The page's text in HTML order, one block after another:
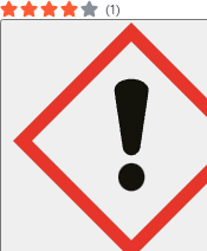
(1)